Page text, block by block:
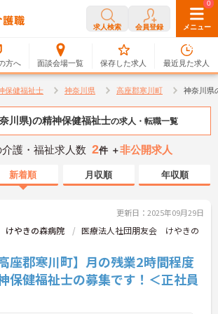
求人検索 会員登録 メニュー
方へ 面談会場一覧
0
保存した求人
0
最近見た求人
保健福祉士 神奈川県 高座郡寒川町 神奈川県
川県)の精神保健福祉士の求人・転職一覧
護・福祉求人数 2件 ＋非公開求人
新着順 月収順 年収順
更新日：2025年09月29日
やきの森病院
医療法人社団朋友会 けやきの
座郡寒川町】月の残業2時間程度
保健福祉士の募集です！＜正社員